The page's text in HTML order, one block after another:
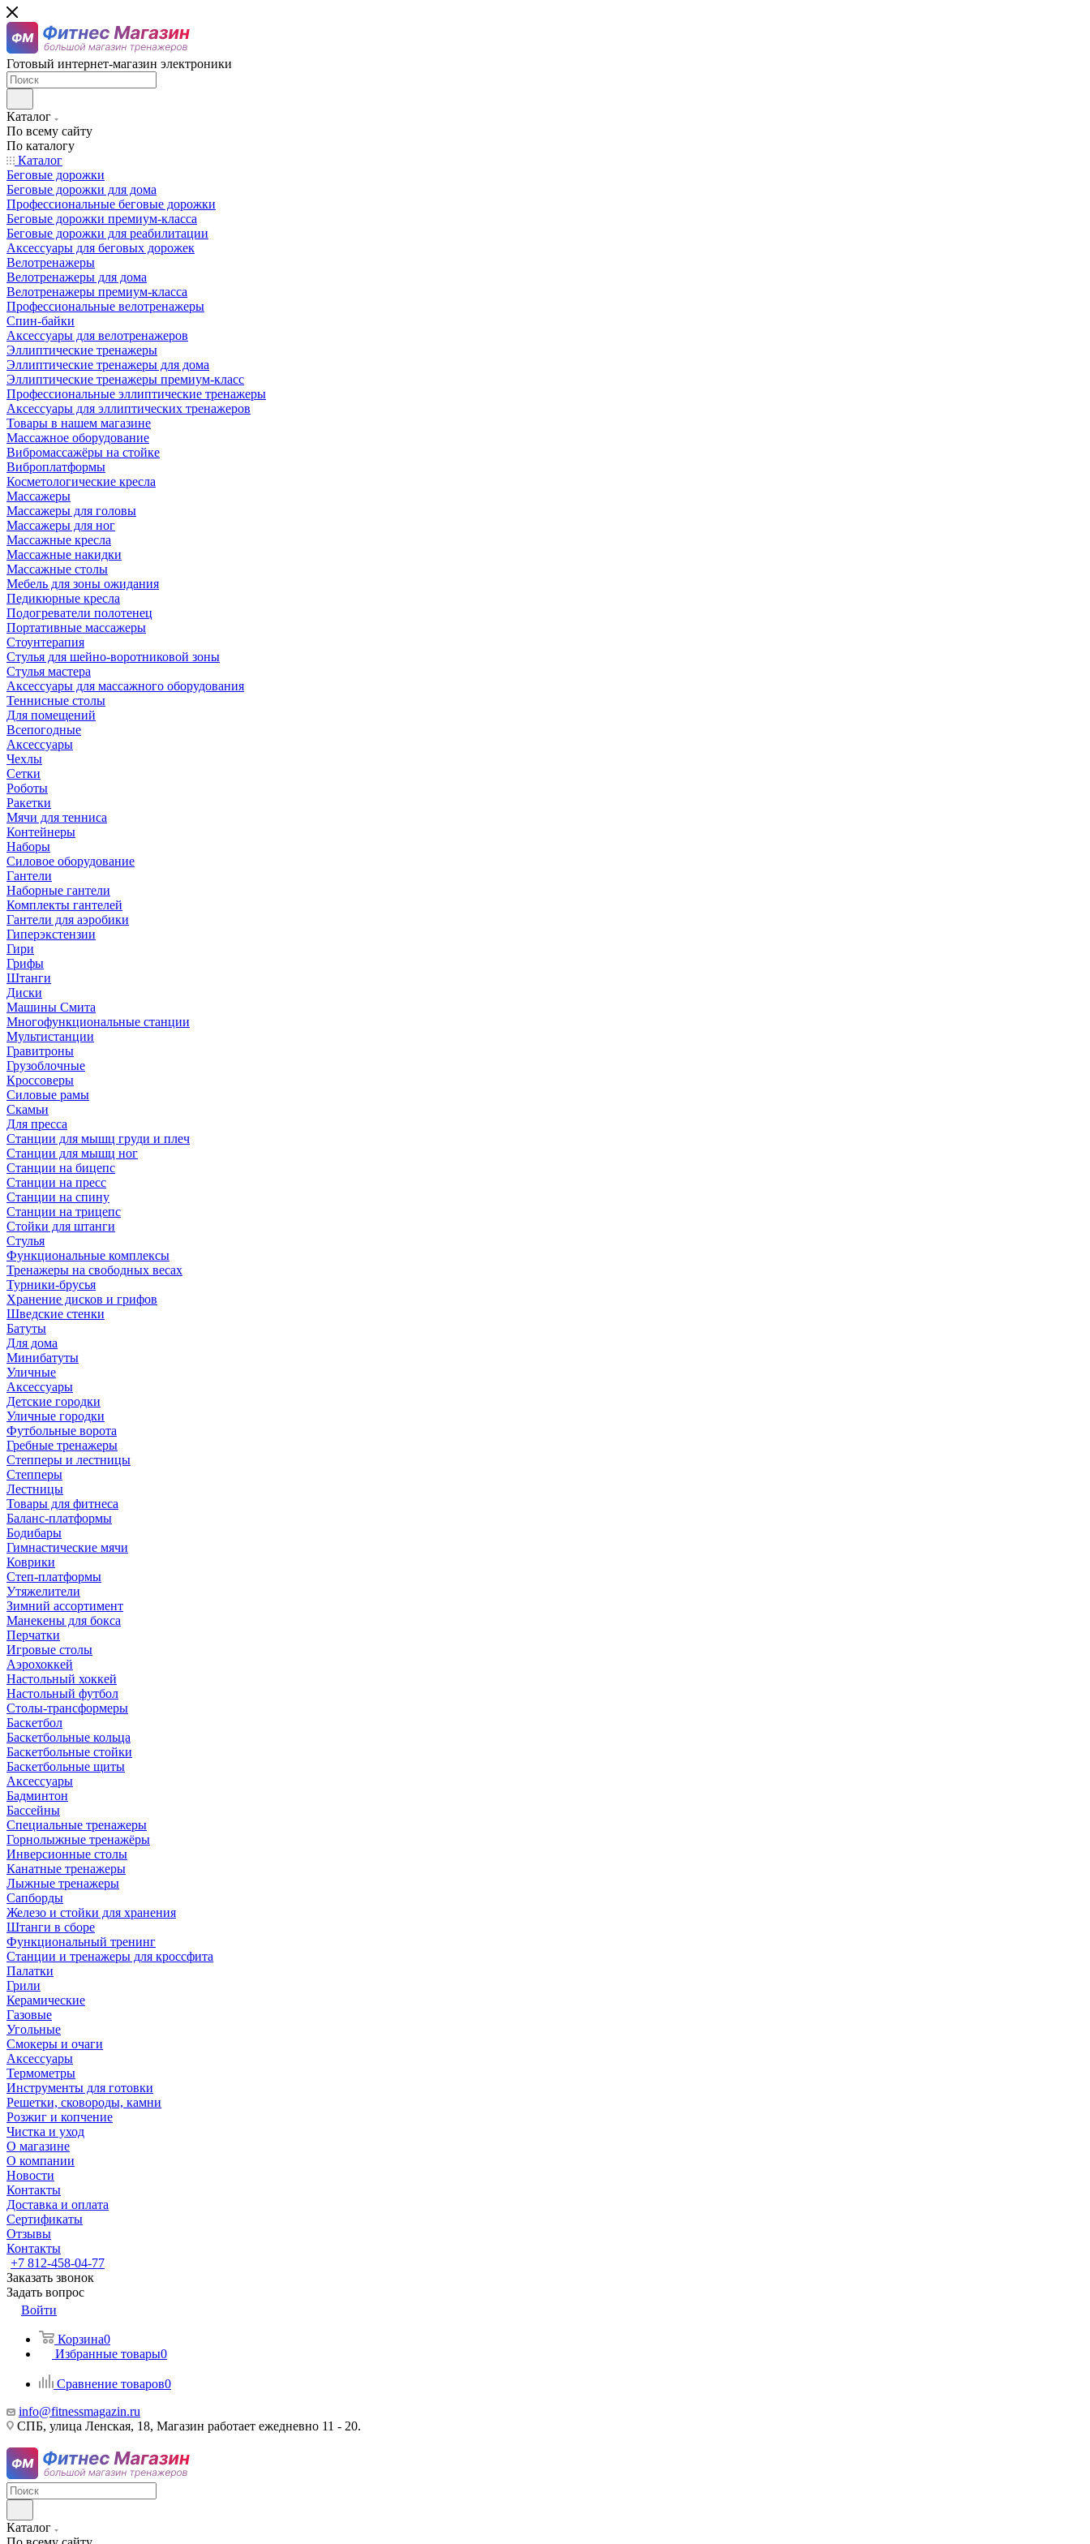
Готовый интернет-магазин электроники
Каталог
По всему сайту
По каталогу
Каталог
Беговые дорожки
Беговые дорожки для дома
Профессиональные беговые дорожки
Беговые дорожки премиум-класса
Беговые дорожки для реабилитации
Аксессуары для беговых дорожек
Велотренажеры
Велотренажеры для дома
Велотренажеры премиум-класса
Профессиональные велотренажеры
Спин-байки
Аксессуары для велотренажеров
Эллиптические тренажеры
Эллиптические тренажеры для дома
Эллиптические тренажеры премиум-класс
Профессиональные эллиптические тренажеры
Аксессуары для эллиптических тренажеров
Товары в нашем магазине
Массажное оборудование
Вибромассажёры на стойке
Виброплатформы
Косметологические кресла
Массажеры
Массажеры для головы
Массажеры для ног
Массажные кресла
Массажные накидки
Массажные столы
Мебель для зоны ожидания
Педикюрные кресла
Подогреватели полотенец
Портативные массажеры
Стоунтерапия
Стулья для шейно-воротниковой зоны
Стулья мастера
Аксессуары для массажного оборудования
Теннисные столы
Для помещений
Всепогодные
Аксессуары
Чехлы
Сетки
Роботы
Ракетки
Мячи для тенниса
Контейнеры
Наборы
Силовое оборудование
Гантели
Наборные гантели
Комплекты гантелей
Гантели для аэробики
Гиперэкстензии
Гири
Грифы
Штанги
Диски
Машины Смита
Многофункциональные станции
Мультистанции
Гравитроны
Грузоблочные
Кроссоверы
Силовые рамы
Скамьи
Для пресса
Станции для мышц груди и плеч
Станции для мышц ног
Станции на бицепс
Станции на пресс
Станции на спину
Станции на трицепс
Стойки для штанги
Стулья
Функциональные комплексы
Тренажеры на свободных весах
Турники-брусья
Хранение дисков и грифов
Шведские стенки
Батуты
Для дома
Минибатуты
Уличные
Аксессуары
Детские городки
Уличные городки
Футбольные ворота
Гребные тренажеры
Степперы и лестницы
Степперы
Лестницы
Товары для фитнеса
Баланс-платформы
Бодибары
Гимнастические мячи
Коврики
Степ-платформы
Утяжелители
Зимний ассортимент
Манекены для бокса
Перчатки
Игровые столы
Аэрохоккей
Настольный хоккей
Настольный футбол
Столы-трансформеры
Баскетбол
Баскетбольные кольца
Баскетбольные стойки
Баскетбольные щиты
Аксессуары
Бадминтон
Бассейны
Специальные тренажеры
Горнолыжные тренажёры
Инверсионные столы
Канатные тренажеры
Лыжные тренажеры
Сапборды
Железо и стойки для хранения
Штанги в сборе
Функциональный тренинг
Станции и тренажеры для кроссфита
Палатки
Грили
Керамические
Газовые
Угольные
Смокеры и очаги
Аксессуары
Термометры
Инструменты для готовки
Решетки, сковороды, камни
Розжиг и копчение
Чистка и уход
О магазине
О компании
Новости
Контакты
Доставка и оплата
Сертификаты
Отзывы
Контакты
+7 812-458-04-77
Заказать звонок
Задать вопрос
Войти
Корзина0
Избранные товары0
Сравнение товаров0
info@fitnessmagazin.ru
СПБ, улица Ленская, 18, Магазин работает ежедневно 11 - 20.
Каталог